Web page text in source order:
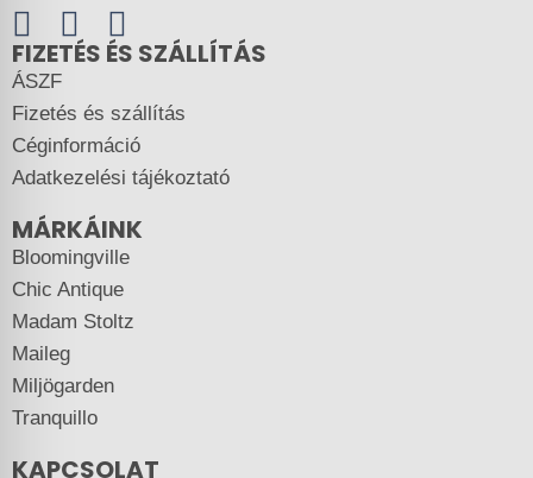
FIZETÉS ÉS SZÁLLÍTÁS
ÁSZF
Fizetés és szállítás
Céginformáció
Adatkezelési tájékoztató
MÁRKÁINK
Bloomingville
Chic Antique
Madam Stoltz
Maileg
Miljögarden
Tranquillo
KAPCSOLAT